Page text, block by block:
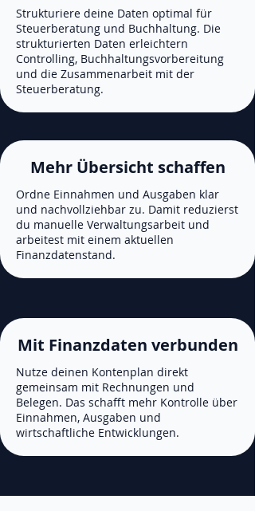
Strukturiere deine Daten optimal für
Steuerberatung und Buchhaltung. Die
strukturierten Daten erleichtern
Controlling, Buchhaltungsvorbereitung
und die Zusammenarbeit mit der
Steuerberatung.
Mehr Übersicht schaffen
Ordne Einnahmen und Ausgaben klar
und nachvollziehbar zu. Damit reduzierst
du manuelle Verwaltungsarbeit und
arbeitest mit einem aktuellen
Finanzdatenstand.
Mit Finanzdaten verbunden
Nutze deinen Kontenplan direkt
gemeinsam mit Rechnungen und
Belegen. Das schafft mehr Kontrolle über
Einnahmen, Ausgaben und
wirtschaftliche Entwicklungen.